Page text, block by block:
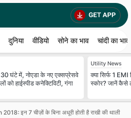
दुनिया वीडियो सोने का भाव चांदी का भाव
घंटे में, नोएडा के नए एक्सप्रेसवे
को हाईस्पीड कनेक्टिविटी, गंगा
Utility News
क्या सिर्फ 1
स्कोर? जानें कैसे
इन 7 चीज़ों के बिना अधूरी होती है राखी की थाली